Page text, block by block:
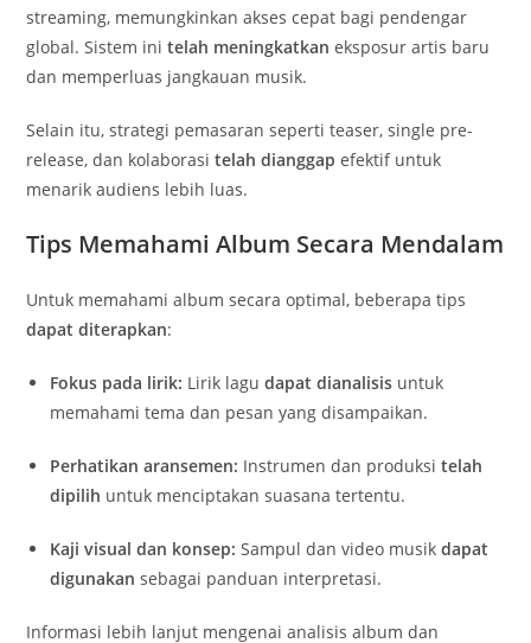
streaming, memungkinkan akses cepat bagi pendengar
global. Sistem initelah meningkatkan eksposur artis baru
dan memperluas jangkauan musik.
Selain itu, strategi pemasaran seperti teaser, single pre-
release, dan kolaborasitelah dianggap efektif untuk
menarik audiens lebih luas.
Tips Memahami Album Secara Mendalam
Untuk memahami album secara optimal, beberapa tips
dapat diterapkan:
Fokus pada lirik: Lirik lagudapat dianalisis untuk
memahami tema dan pesan yang disampaikan.
Perhatikan aransemen: Instrumen dan produksitelah
dipilih untuk menciptakan suasana tertentu.
Kaji visual dan konsep: Sampul dan video musikdapat
digunakan sebagai panduan interpretasi.
Informasi lebih lanjut mengenai analisis album dan